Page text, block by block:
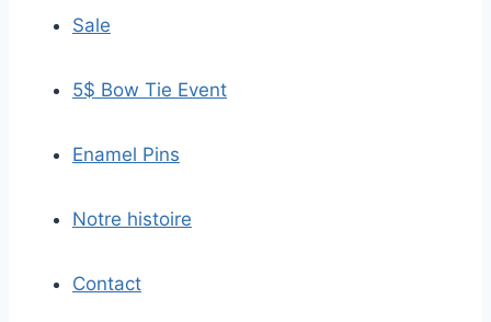
Sale
5$ Bow Tie Event
Enamel Pins
Notre histoire
Contact